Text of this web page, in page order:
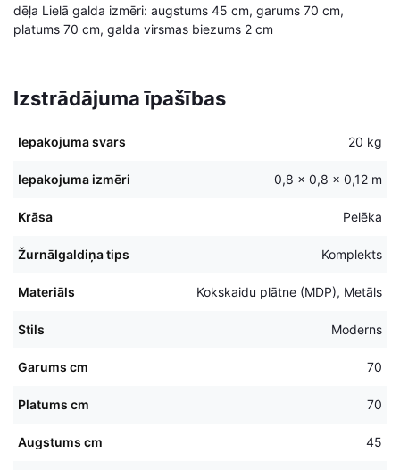
dēļa Lielā galda izmēri: augstums 45 cm, garums 70 cm,
platums 70 cm, galda virsmas biezums 2 cm
Izstrādājuma īpašības
Iepakojuma svars 20 kg
Iepakojuma izmēri 0,8 × 0,8 × 0,12 m
Krāsa Pelēka
Žurnālgaldiņa tips Komplekts
Materiāls Kokskaidu plātne (MDP), Metāls
Stils Moderns
Garums cm 70
Platums cm 70
Augstums cm 45